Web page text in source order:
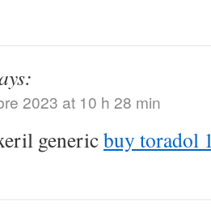
2023 at 10 h 28 min
genericbuy toradol